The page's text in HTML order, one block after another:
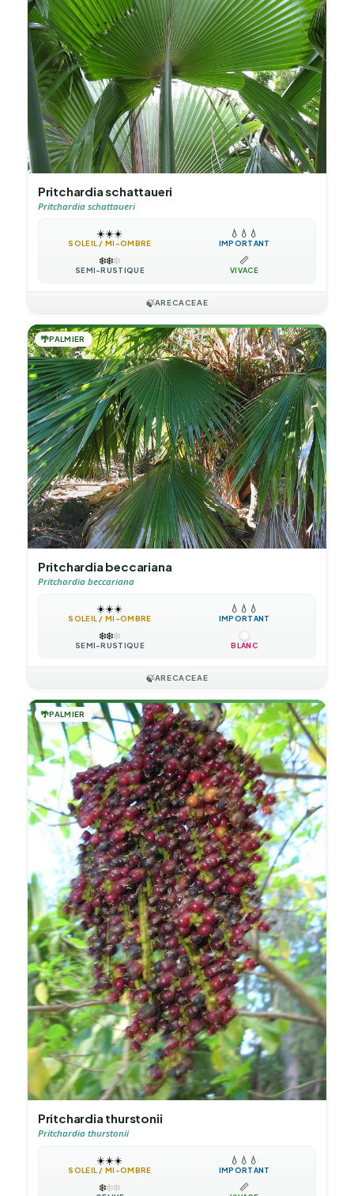
Pritchardia schattaueri
Pritchardia schattaueri
☀️☀️☀️
SOLEIL / MI-OMBRE
💧 💧 💧
IMPORTANT
❄️❄️❄️
SEMI-RUSTIQUE
📏
VIVACE
🍃ARECACEAE
🌴PALMIER
Pritchardia beccariana
Pritchardia beccariana
☀️☀️☀️
SOLEIL / MI-OMBRE
💧 💧 💧
IMPORTANT
❄️❄️❄️
SEMI-RUSTIQUE BLANC
🍃ARECACEAE
🌴PALMIER
Pritchardia thurstonii
Pritchardia thurstonii
☀️☀️☀️
SOLEIL / MI-OMBRE
💧 💧 💧
IMPORTANT
❄️❄️❄️ 📏